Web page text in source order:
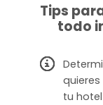
Tips
todo
tu